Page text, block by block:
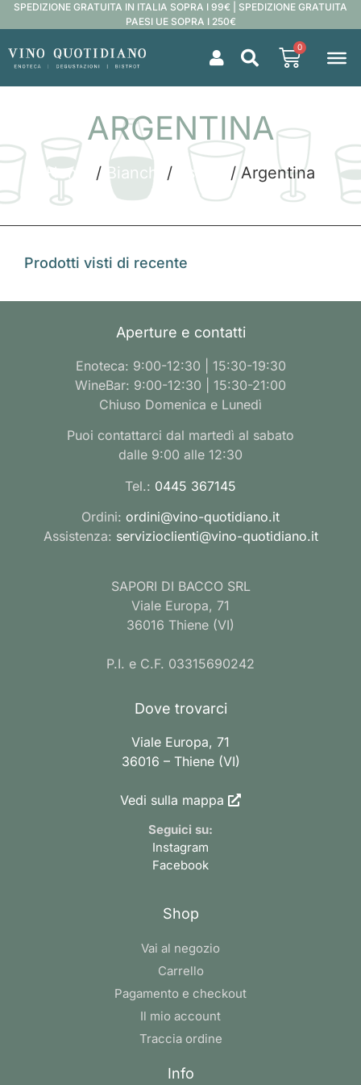
SPEDIZIONE GRATUITA IN ITALIA SOPRA I 99€ | SPEDIZIONE GRATUITA
PAESI UE SOPRA I 250€
0
ARGENTINA
Home / Bianchi / Estero / Argentina
Prodotti visti di recente
Aperture e contatti
Enoteca: 9:00-12:30 | 15:30-19:30
WineBar: 9:00-12:30 | 15:30-21:00
Chiuso Domenica e Lunedì
Puoi contattarci dal martedì al sabato
dalle 9:00 alle 12:30
Tel.: 0445 367145
Ordini: ordini@vino-quotidiano.it
Assistenza: servizioclienti@vino-quotidiano.it
SAPORI DI BACCO SRL
Viale Europa, 71
36016 Thiene (VI)
P.I. e C.F. 03315690242
Dove trovarci
Viale Europa, 71
36016 – Thiene (VI)
Vedi sulla mappa
Seguici su:
Instagram
Facebook
Shop
Vai al negozio
Carrello
Pagamento e checkout
Il mio account
Traccia ordine
Info